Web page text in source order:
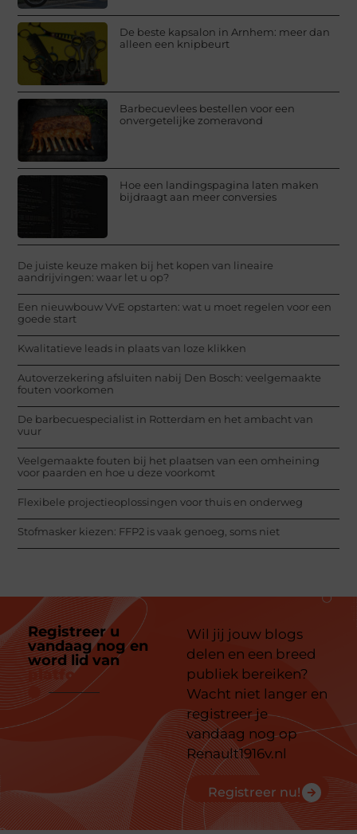
De beste kapsalon in Arnhem: meer dan
alleen een knipbeurt
Barbecuevlees bestellen voor een
onvergetelijke zomeravond
Hoe een landingspagina laten maken
bijdraagt aan meer conversies
De juiste keuze maken bij het kopen van lineaire
aandrijvingen: waar let u op?
Een nieuwbouw VvE opstarten: wat u moet regelen voor een
goede start
Kwalitatieve leads in plaats van loze klikken
Autoverzekering afsluiten nabij Den Bosch: veelgemaakte
fouten voorkomen
De barbecuespecialist in Rotterdam en het ambacht van
vuur
Veelgemaakte fouten bij het plaatsen van een omheining
voor paarden en hoe u deze voorkomt
Flexibele projectieoplossingen voor thuis en onderweg
Stofmasker kiezen: FFP2 is vaak genoeg, soms niet
Registreer u
vandaag nog en
word lid van
platform
Wil jij jouw blogs
delen en een breed
publiek bereiken?
Wacht niet langer en
registreer je
vandaag nog op
Renault1916v.nl
Registreer nu!